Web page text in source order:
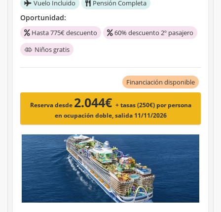
Vuelo Incluido Pensión Completa
Oportunidad:
Hasta 775€ descuento
60% descuento 2º pasajero
Niños gratis
Financiación disponible
Reserva desde 2.044€ + tasas (250€) por persona
en ocupación doble, salida 11/11/2026